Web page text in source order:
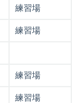
練習場
練習場
練習場
練習場